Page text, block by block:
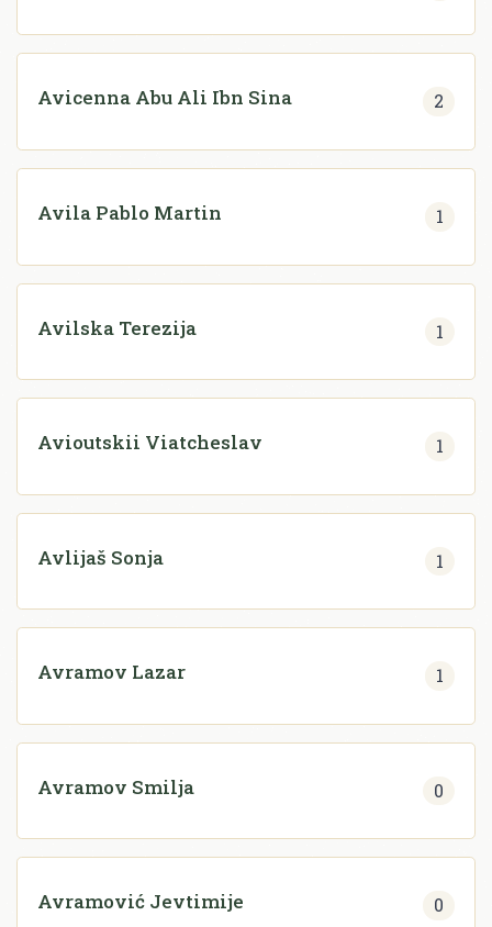
Avicenna Abu Ali Ibn Sina 2
Avila Pablo Martin 1
Avilska Terezija 1
Avioutskii Viatcheslav 1
Avlijaš Sonja 1
Avramov Lazar 1
Avramov Smilja 0
Avramović Jevtimije 0